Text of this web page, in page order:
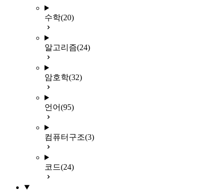
수학(20)
알고리즘(24)
암호학(32)
언어(95)
컴퓨터구조(3)
코드(24)